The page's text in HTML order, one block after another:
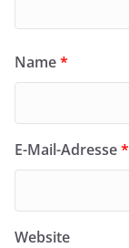
Name*
E-Mail-Adresse*
Website